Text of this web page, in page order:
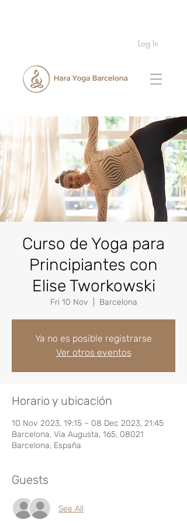
Log In
Curso de Yoga para
Principiantes con
Elise Tworkowski
Fri 10 Nov Barcelona
Ya no es posible registrarse
Ver otros eventos
Horario y ubicación
10 Nov 2023, 19:15 – 08 Dec 2023, 21:45
Barcelona, Via Augusta, 165, 08021
Barcelona, España
Guests
See All